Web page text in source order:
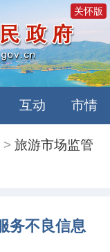
关怀版
互动 市情
>旅游市场监管
务不良信息